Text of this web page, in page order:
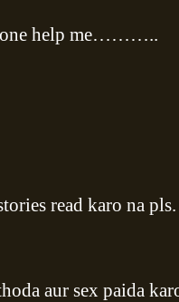
one help me………..
read karo na pls.
aur sex paida